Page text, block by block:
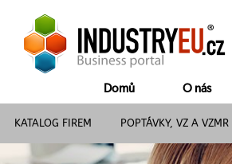
Domů O nás
KATALOG FIREM POPTÁVKY, VZ A VZMR